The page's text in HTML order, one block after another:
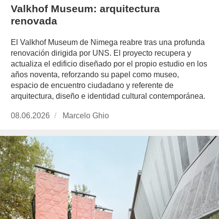
Valkhof Museum: arquitectura
renovada
El Valkhof Museum de Nimega reabre tras una profunda
renovación dirigida por UNS. El proyecto recupera y
actualiza el edificio diseñado por el propio estudio en los
años noventa, reforzando su papel como museo,
espacio de encuentro ciudadano y referente de
arquitectura, diseño e identidad cultural contemporánea.
Publicado
08.06.2026
https://www.experimenta.es/author/marcelo-
Marcelo Ghio